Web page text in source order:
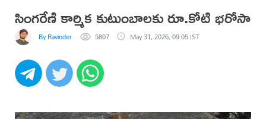
సింగరేణి కార్మిక కుటుంబాలకు రూ.కోటి భరోసా
By Ravinder 5807 May 31, 2026, 09:05 IST